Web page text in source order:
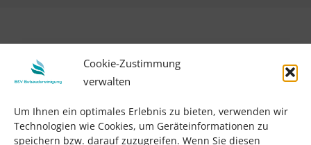
Cookie-Zustimmung
verwalten
Um Ihnen ein optimales Erlebnis zu bieten, verwenden wir
Technologien wie Cookies, um Geräteinformationen zu
speichern bzw. darauf zuzugreifen. Wenn Sie diesen